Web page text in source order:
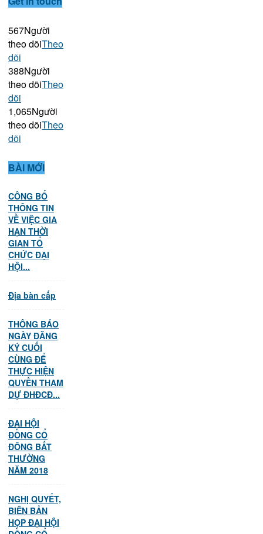
567Người
theo dõiTheo
dõi
388Người
theo dõiTheo
dõi
1,065Người
theo dõiTheo
dõi
BÀI MỚI
CÔNG BỐ
THÔNG TIN
VỀ VIỆC GIA
HẠN THỜI
GIAN TỔ
CHỨC ĐẠI
HỘI...
Địa bàn cấp
THÔNG BÁO
NGÀY ĐĂNG
KÝ CUỐI
CÙNG ĐỂ
THỰC HIỆN
QUYỀN THAM
DỰ ĐHĐCĐ...
ĐẠI HỘI
ĐỒNG CỔ
ĐÔNG BẤT
THƯỜNG
NĂM 2018
NGHỊ QUYẾT,
BIÊN BẢN
HỌP ĐẠI HỘI